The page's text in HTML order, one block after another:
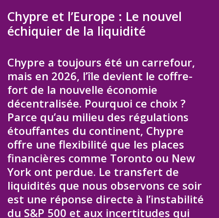
Chypre et l’Europe : Le nouvel
échiquier de la liquidité
Chypre a toujours été un carrefour,
mais en 2026, l’île devient le coffre-
fort de la nouvelle économie
décentralisée. Pourquoi ce choix ?
Parce qu’au milieu des régulations
étouffantes du continent, Chypre
offre une flexibilité que les places
financières comme Toronto ou New
York ont perdue. Le transfert de
liquidités que nous observons ce soir
est une réponse directe à l’instabilité
du S&P 500 et aux incertitudes qui